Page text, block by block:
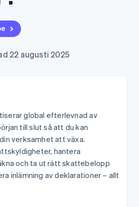
Data Pipeline
härnäst
startups
bransch
fritid
och
organisationer
tjänster
sektor
abonnemang
kort
och
status
årliga
säljteamet
partner
22 augusti 2025
global efterlevnad av
till slut så att du kan
verksamhet att växa.
hantera
och ta ut rätt skattebelopp
inlämning av deklarationer – allt